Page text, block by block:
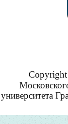
университета